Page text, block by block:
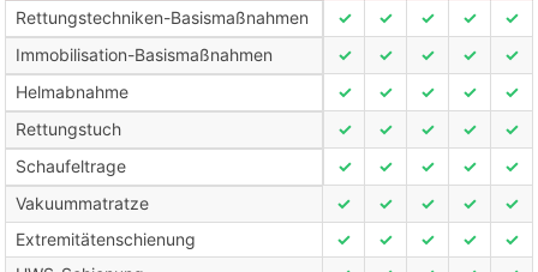
Rettungstechniken-Basismaßnahmen
✓ ✓ ✓ ✓
✓
Immobilisation-Basismaßnahmen
✓ ✓ ✓ ✓
✓
Helmabnahme
✓ ✓ ✓ ✓
✓
Rettungstuch
✓ ✓ ✓ ✓
✓
Schaufeltrage
✓ ✓ ✓ ✓
✓
Vakuummatratze
✓ ✓ ✓ ✓
✓
Extremitätenschienung
✓ ✓ ✓ ✓
✓